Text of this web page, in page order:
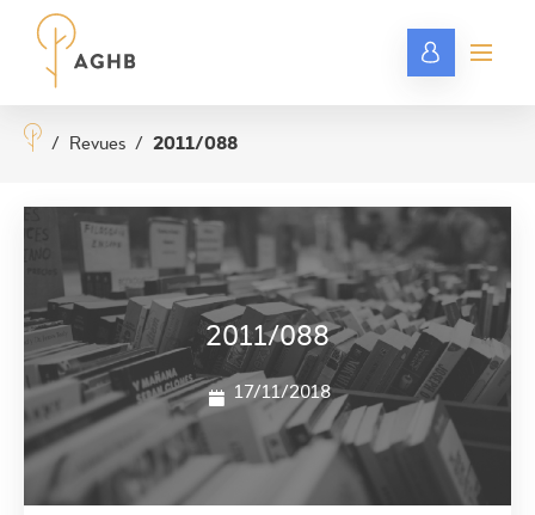
/ Revues / 2011/088
2011/088
17/11/2018